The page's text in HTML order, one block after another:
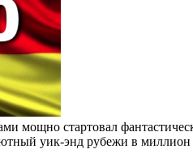
мощно стартовал
уик-энд рубежи в